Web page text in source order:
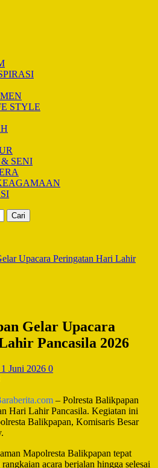
STYLE
SENI
Upacara Peringatan Hari Lahir
Gelar Upacara
Pancasila 2026
1 Juni 2026 0
– Polresta Balikpapan
Hari Lahir Pancasila. Kegiatan ini
Balikpapan, Komisaris Besar
Mapolresta Balikpapan tepat
acara berjalan hingga selesai